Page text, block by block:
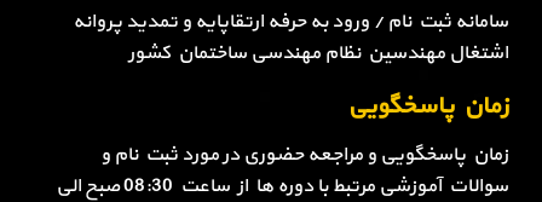
سامانه ثبت نام / ورود به حرفه ارتقاپایه و تمدید پروانه
اشتغال مهندسین نظام مهندسی ساختمان کشور
زمان پاسخگویی
زمان پاسخگویی و مراجعه حضوری در مورد ثبت نام و
سوالات آموزشی مرتبط با دوره ها از ساعت 08:30 صبح الی